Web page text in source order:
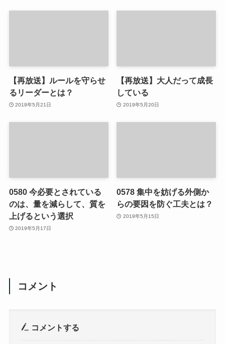
【再放送】ルールを守らせ
るリーダーとは？
2019年5月21日
【再放送】大人だって成長
している
2019年5月20日
0580 今必要とされている
のは、量を減らして、質を
上げるという選択
2019年5月17日
0578 集中を妨げる外側か
らの要因を防ぐ工夫とは？
2019年5月15日
コメント
コメントする